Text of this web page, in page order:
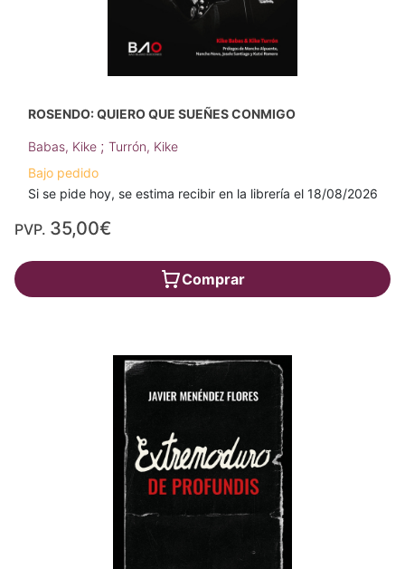
ROSENDO: QUIERO QUE SUEÑES CONMIGO
Babas, Kike ; Turrón, Kike
Bajo pedido
Si se pide hoy, se estima recibir en la librería el 18/08/2026
PVP. 35,00€
Comprar